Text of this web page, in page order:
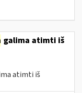
galima atimti iš
atimti iš